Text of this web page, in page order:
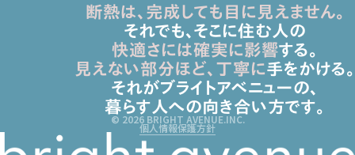
© 2026 BRIGHT AVENUE.INC.
個人情報保護方針
断熱は、完成しても目に見えません。
それでも、そこに住む人の
快適さには確実に影響する。
見えない部分ほど、丁寧に手をかける。
それがブライトアベニューの、
暮らす人への向き合い方です。